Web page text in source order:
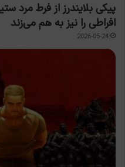
پیکی بلایندرز از فرط
افراطی را نیز به هم می‌زند
2026-05-24